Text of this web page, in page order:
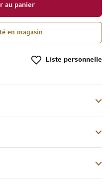
au panier
en magasin
Liste personnelle